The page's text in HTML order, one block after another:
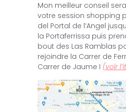
Mon meilleur conseil
votre session shopping
del Portal de l’Angel
la Portaferrissa puis
bout des Las Ramblas
rejoindre la Carrer de
Carrer de Jaume I (voir